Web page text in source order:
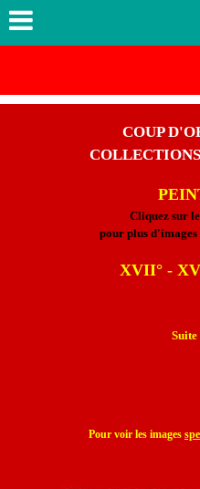
COUP
PEIN
Cliquez sur
pour plus d'images
XVII° -
Suite
Inscrit
Pour voir les images